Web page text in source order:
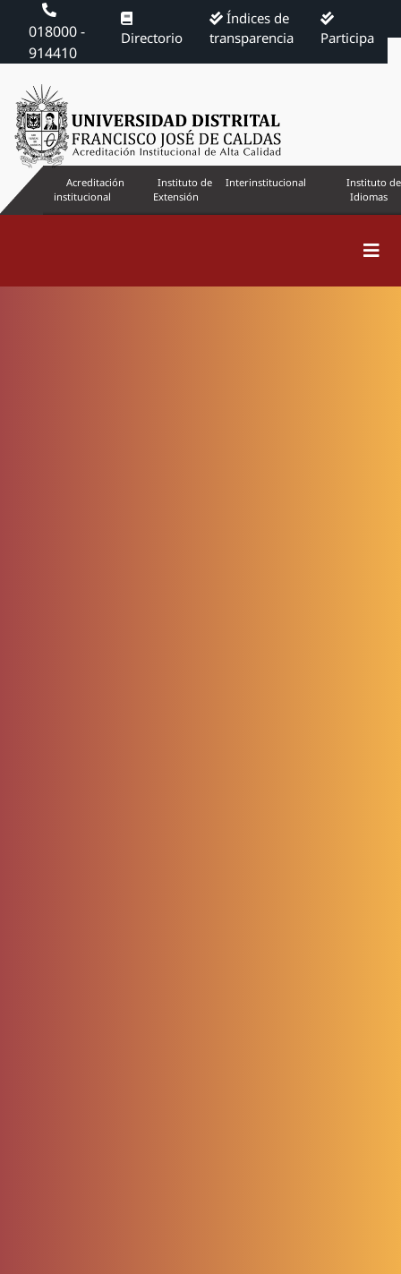
018000 -
914410
Directorio
Índices de
transparencia
Participa
Acreditación
institucional
Instituto de
Extensión
Interinstitucional
Instituto de
Idiomas